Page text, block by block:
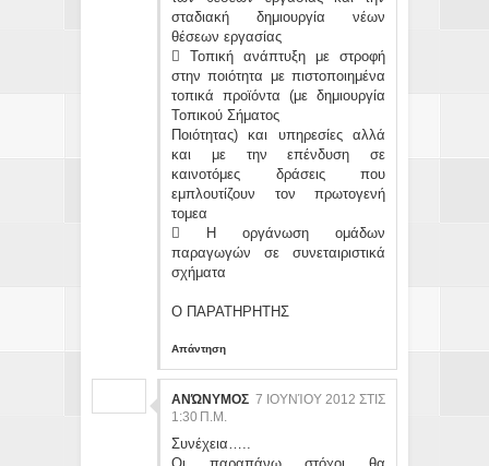
σταδιακή δημιουργία νέων
θέσεων εργασίας
 Τοπική ανάπτυξη με στροφή
στην ποιότητα με πιστοποιημένα
τοπικά προϊόντα (με δημιουργία
Τοπικού Σήματος
Ποιότητας) και υπηρεσίες αλλά
και με την επένδυση σε
καινοτόμες δράσεις που
εμπλουτίζουν τον πρωτογενή
τομεα
 Η οργάνωση ομάδων
παραγωγών σε συνεταιριστικά
σχήματα
Ο ΠΑΡΑΤΗΡΗΤΗΣ
Απάντηση
ΑΝΏΝΥΜΟΣ 7 ΙΟΥΝΊΟΥ 2012 ΣΤΙΣ
1:30 Π.Μ.
Συνέχεια…..